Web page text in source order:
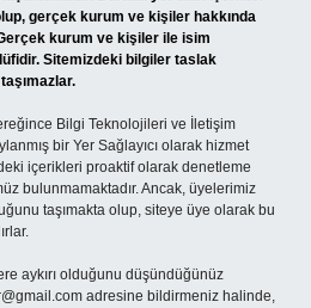
gerçek kurum ve kişiler hakkında
kurum ve kişiler ile isim
Sitemizdeki bilgiler taslak
Bilgi Teknolojileri ve İletişim
bir Yer Sağlayıcı olarak hizmet
içerikleri proaktif olarak denetleme
bulunmamaktadır. Ancak, üyelerimiz
taşımakta olup, siteye üye olarak bu
aykırı olduğunu düşündüğünüz
adresine bildirmeniz halinde,